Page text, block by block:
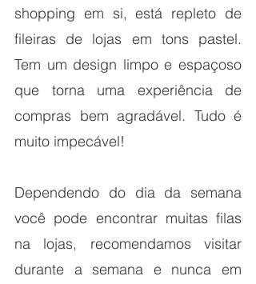
shopping em si, está repleto de
fileiras de lojas em tons pastel.
Tem um design limpo e espaçoso
que torna uma experiência de
compras bem agradável. Tudo é
muito impecável!
Dependendo do dia da semana
você pode encontrar muitas filas
na lojas, recomendamos visitar
durante a semana e nunca em